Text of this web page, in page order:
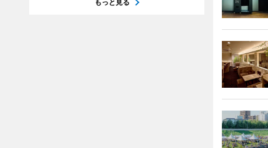
もっと見る